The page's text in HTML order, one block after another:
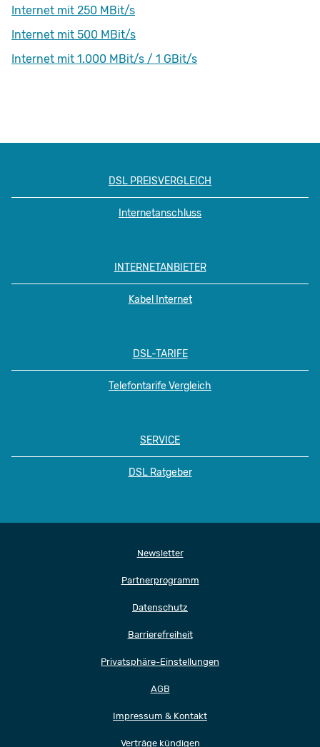
Internet mit 250 MBit/s
Internet mit 500 MBit/s
Internet mit 1.000 MBit/s / 1 GBit/s
DSL PREISVERGLEICH
Internetanschluss
INTERNETANBIETER
Kabel Internet
DSL-TARIFE
Telefontarife Vergleich
SERVICE
DSL Ratgeber
Newsletter
Partnerprogramm
Datenschutz
Barrierefreiheit
Privatsphäre-Einstellungen
AGB
Impressum & Kontakt
Verträge kündigen